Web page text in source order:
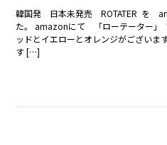
韓国発 日本未発売 ROTATER を
た。 amazonにて 「ローテーター｣
ッドとイエローとオレンジがございま
す […]